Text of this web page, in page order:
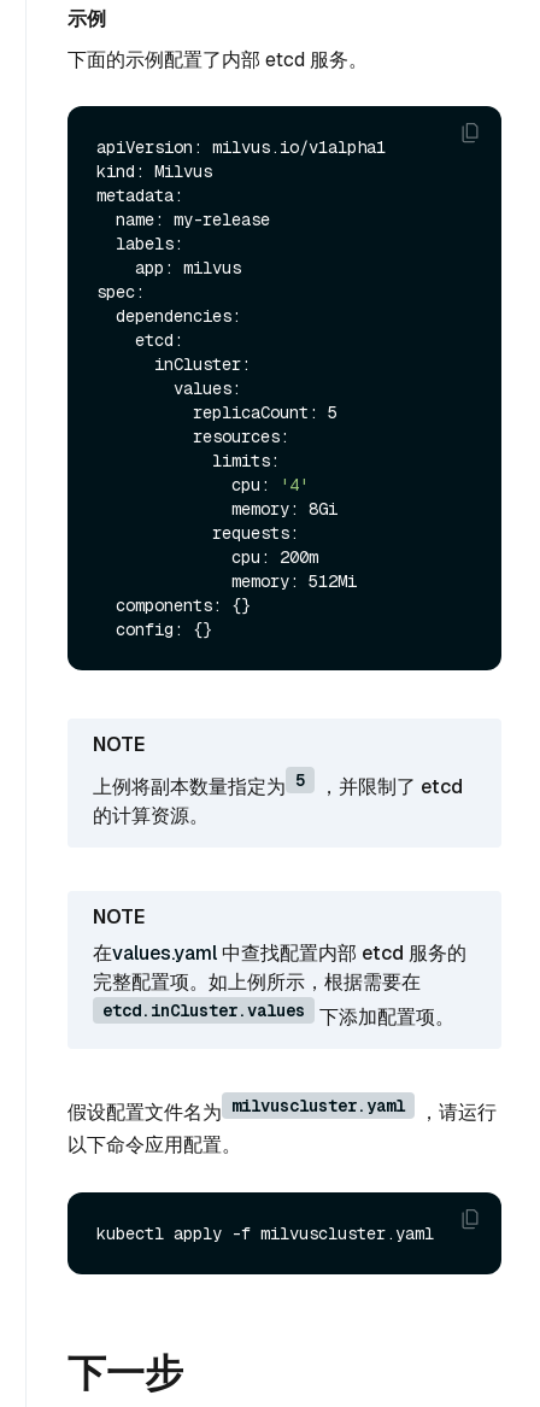
示例
下面的示例配置了内部 etcd 服务。
apiVersion: milvus.io/v1alpha1
kind: Milvus
metadata:
spec:
              cpu:
'4'
上例将副本数量指定为 5
，并限制了 etcd
的计算资源。
在values.yaml中查找配置内部 etcd 服务的
完整配置项。如上例所示，根据需要在
etcd.inCluster.values 下添加配置项。
假设配置文件名为 milvuscluster.yaml
，请运行
以下命令应用配置。
下一步